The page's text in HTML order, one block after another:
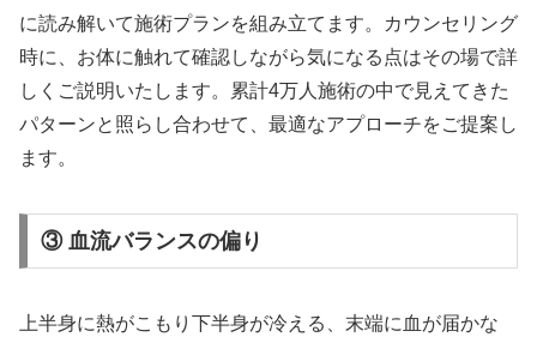
に読み解いて施術プランを組み立てます。カウンセリング
時に、お体に触れて確認しながら気になる点はその場で詳
しくご説明いたします。累計4万人施術の中で見えてきた
パターンと照らし合わせて、最適なアプローチをご提案し
ます。
③ 血流バランスの偏り
上半身に熱がこもり下半身が冷える、末端に血が届かな